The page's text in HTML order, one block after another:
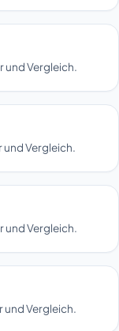
und Vergleich.
und Vergleich.
und Vergleich.
und Vergleich.